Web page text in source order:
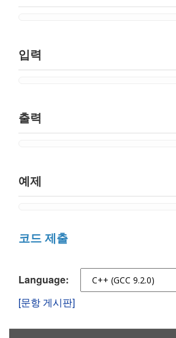
입력
출력
예제
코드 제출
Language:
[문항 게시판]